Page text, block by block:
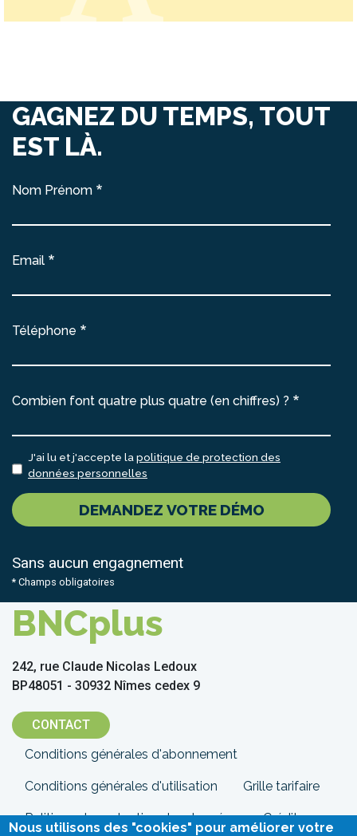
GAGNEZ DU TEMPS, TOUT
EST LÀ.
Nom Prénom
Email
Téléphone
Combien font quatre plus quatre (en chiffres) ?
J'ai lu et j'accepte la politique de protection des
données personnelles
DEMANDEZ VOTRE DÉMO
Sans aucun engagnement
* Champs obligatoires
BNCplus
242, rue Claude Nicolas Ledoux
BP48051 - 30932 Nîmes cedex 9
CONTACT
Menu
Pied
de
Conditions générales d'abonnement
Conditions générales d'utilisation Grille tarifaire
Politique de protection des données Crédits
Nous utilisons des "cookies" pour améliorer votre